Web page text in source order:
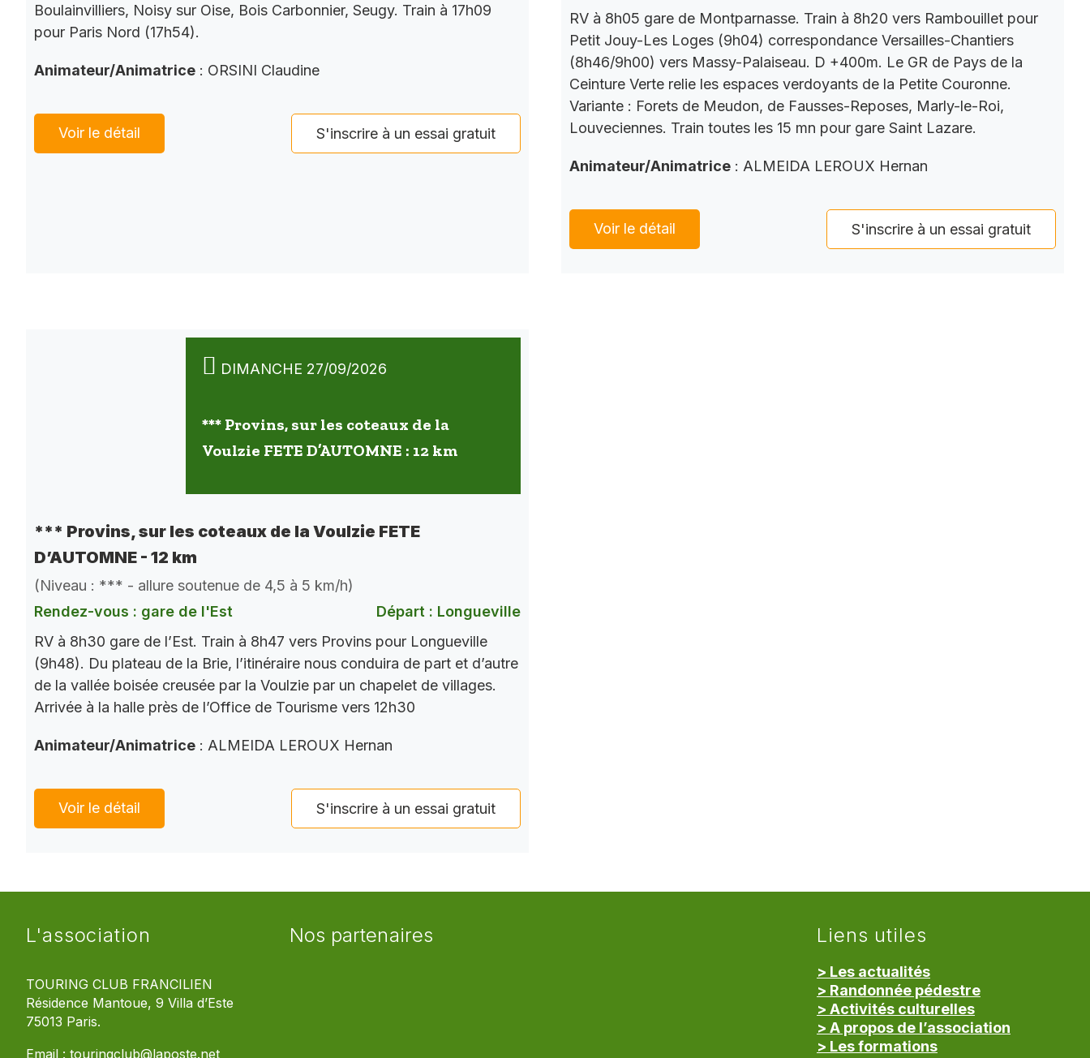
Boulainvilliers, Noisy sur Oise, Bois Carbonnier, Seugy. Train à 17h09
pour Paris Nord (17h54).
Animateur/Animatrice : ORSINI Claudine
Voir le détail S'inscrire à un essai gratuit
RV à 8h05 gare de Montparnasse. Train à 8h20 vers Rambouillet pour
Petit Jouy-Les Loges (9h04) correspondance Versailles-Chantiers
(8h46/9h00) vers Massy-Palaiseau. D +400m. Le GR de Pays de la
Ceinture Verte relie les espaces verdoyants de la Petite Couronne.
Variante : Forets de Meudon, de Fausses-Reposes, Marly-le-Roi,
Louveciennes. Train toutes les 15 mn pour gare Saint Lazare.
Animateur/Animatrice : ALMEIDA LEROUX Hernan
Voir le détail S'inscrire à un essai gratuit
DIMANCHE 27/09/2026
*** Provins, sur les coteaux de la
Voulzie FETE D’AUTOMNE : 12 km
*** Provins, sur les coteaux de la Voulzie FETE
D’AUTOMNE - 12 km
(Niveau : *** - allure soutenue de 4,5 à 5 km/h)
Rendez-vous : gare de l'Est
Départ : Longueville
RV à 8h30 gare de l’Est. Train à 8h47 vers Provins pour Longueville
(9h48). Du plateau de la Brie, l’itinéraire nous conduira de part et d’autre
de la vallée boisée creusée par la Voulzie par un chapelet de villages.
Arrivée à la halle près de l’Office de Tourisme vers 12h30
Animateur/Animatrice : ALMEIDA LEROUX Hernan
Voir le détail S'inscrire à un essai gratuit
L'association
TOURING CLUB FRANCILIEN
Résidence Mantoue, 9 Villa d’Este
75013 Paris.
Email : touringclub@laposte.net
Nos partenaires Liens utiles
> Les actualités
> Randonnée pédestre
> Activités culturelles
> A propos de l’association
> Les formations